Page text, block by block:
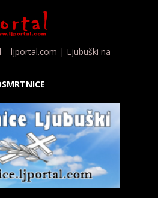
ljportal.com | Ljubuški na